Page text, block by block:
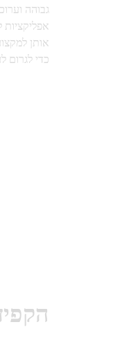
גבוהה
אפליקציות
אותן
כדי לגרום